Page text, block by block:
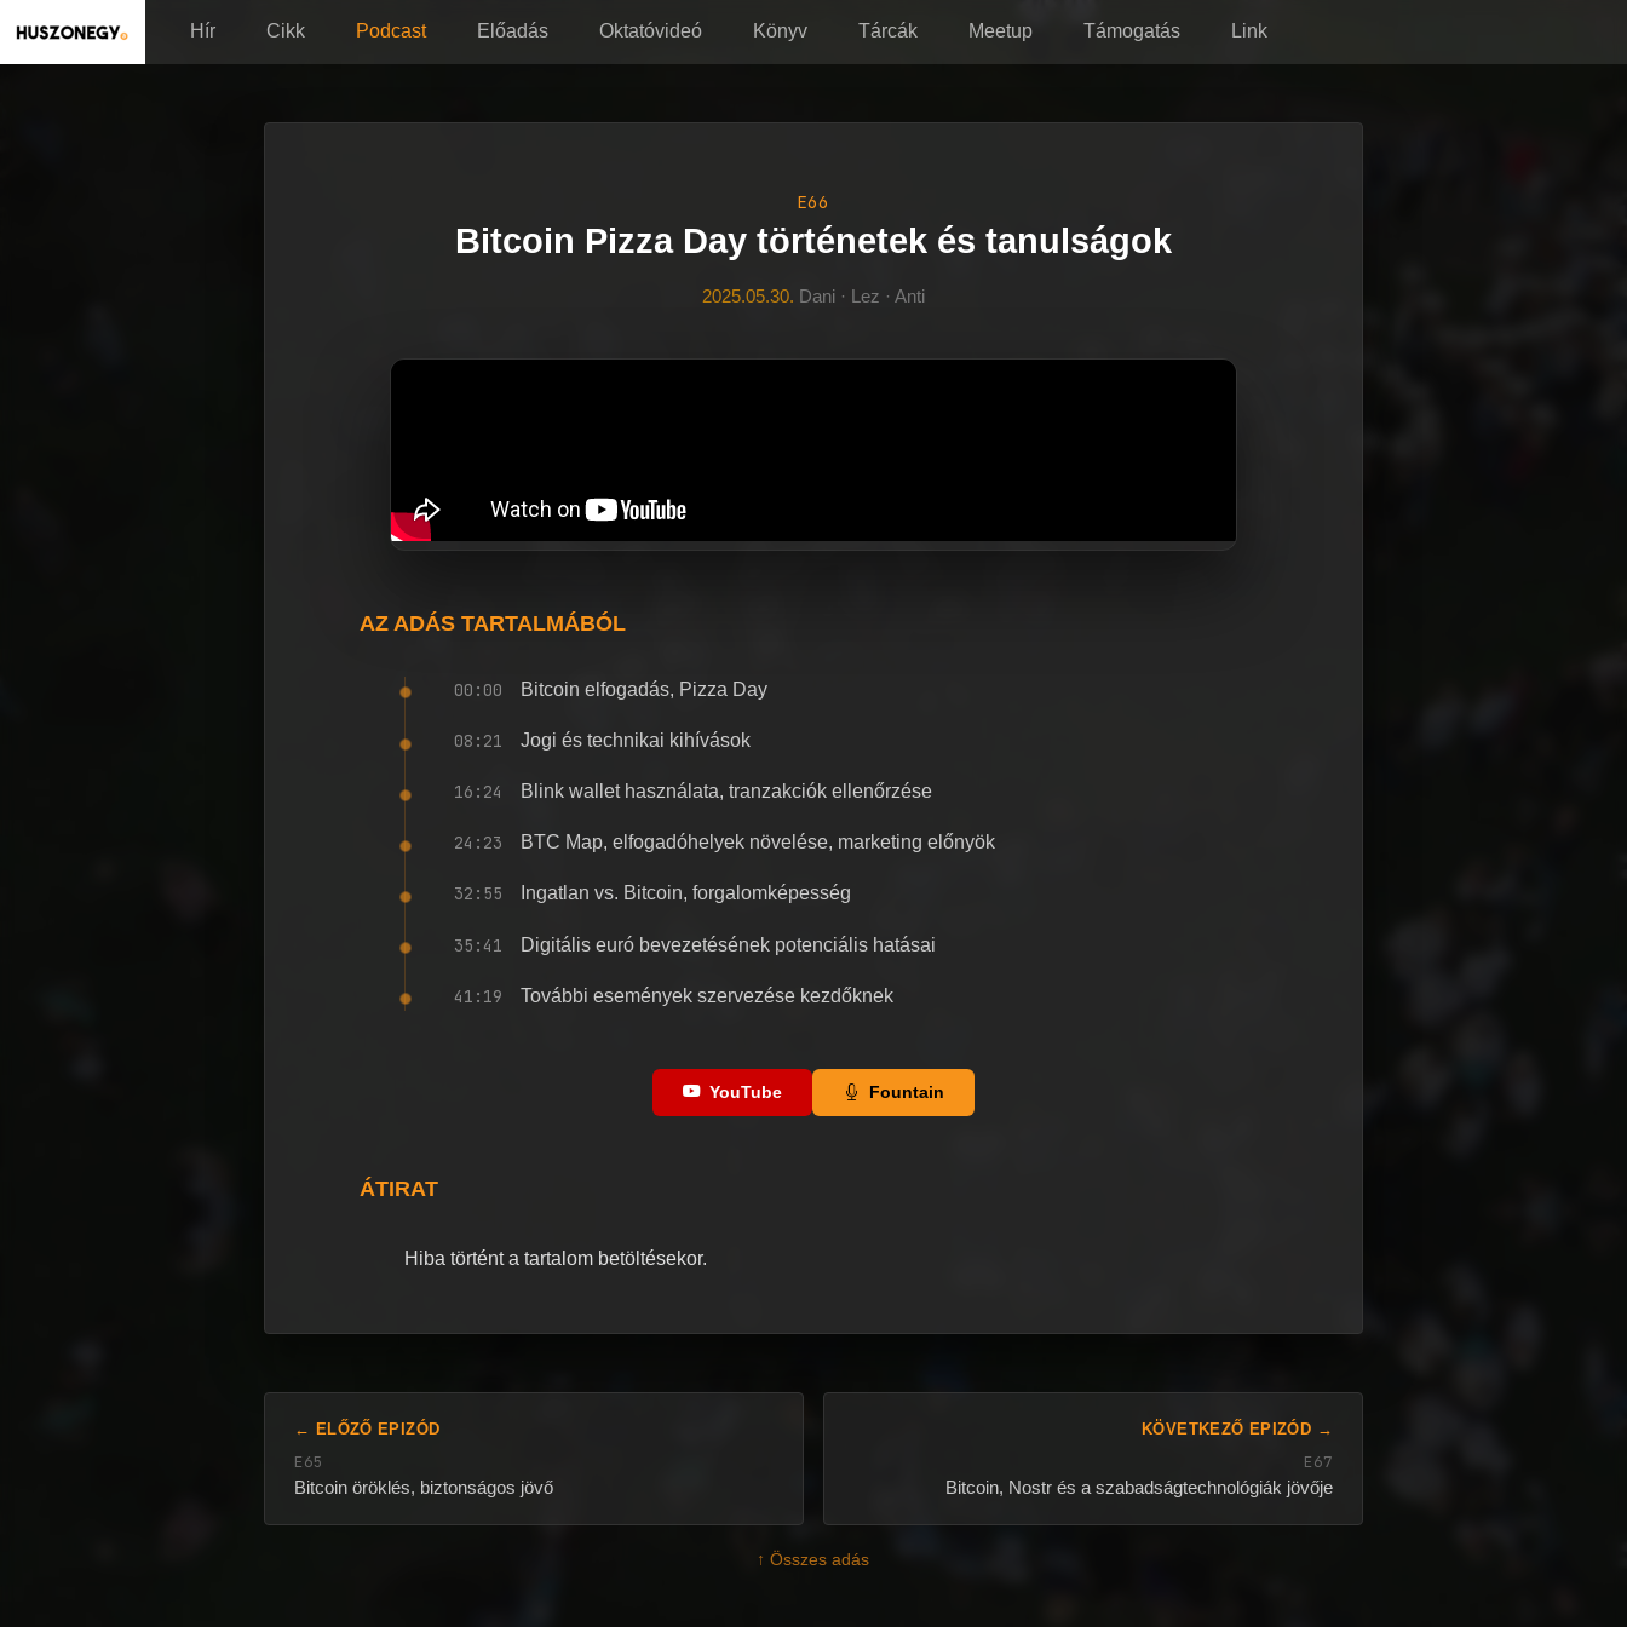
Hír Cikk Podcast Előadás Oktatóvideó Könyv Tárcák Meetup Támogatás Link
E66
Bitcoin Pizza Day történetek és tanulságok
2025.05.30. Dani · Lez · Anti
AZ ADÁS TARTALMÁBÓL
00:00 Bitcoin elfogadás, Pizza Day
08:21 Jogi és technikai kihívások
16:24 Blink wallet használata, tranzakciók ellenőrzése
24:23 BTC Map, elfogadóhelyek növelése, marketing előnyök
32:55 Ingatlan vs. Bitcoin, forgalomképesség
35:41 Digitális euró bevezetésének potenciális hatásai
41:19 További események szervezése kezdőknek
YouTube Fountain
ÁTIRAT
Hiba történt a tartalom betöltésekor.
← ELŐZŐ EPIZÓD
E65
Bitcoin öröklés, biztonságos jövő
KÖVETKEZŐ EPIZÓD →
E67
Bitcoin, Nostr és a szabadságtechnológiák jövője
↑ Összes adás